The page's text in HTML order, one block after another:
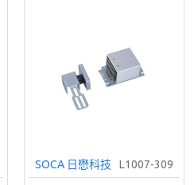
SOCA 日懋科技 L1007-309